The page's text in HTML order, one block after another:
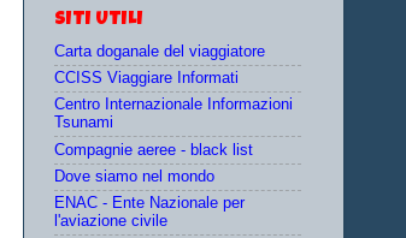
SITI UTILI
Carta doganale del viaggiatore
CCISS Viaggiare Informati
Centro Internazionale Informazioni
Tsunami
Compagnie aeree - black list
Dove siamo nel mondo
ENAC - Ente Nazionale per
l'aviazione civile